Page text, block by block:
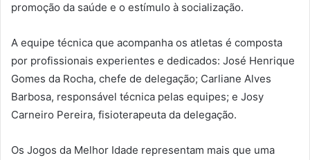
promoção da saúde e o estímulo à socialização.
A equipe técnica que acompanha os atletas é composta
por profissionais experientes e dedicados: José Henrique
Gomes da Rocha, chefe de delegação; Carliane Alves
Barbosa, responsável técnica pelas equipes; e Josy
Carneiro Pereira, fisioterapeuta da delegação.
Os Jogos da Melhor Idade representam mais que uma